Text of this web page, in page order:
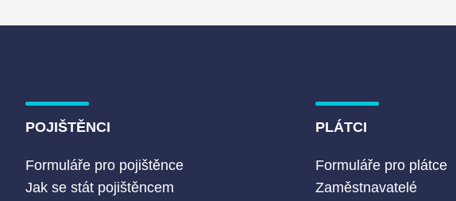
POJIŠTĚNCI
Formuláře pro pojištěnce
Jak se stát pojištěncem
PLÁTCI
Formuláře pro plátce
Zaměstnavatelé